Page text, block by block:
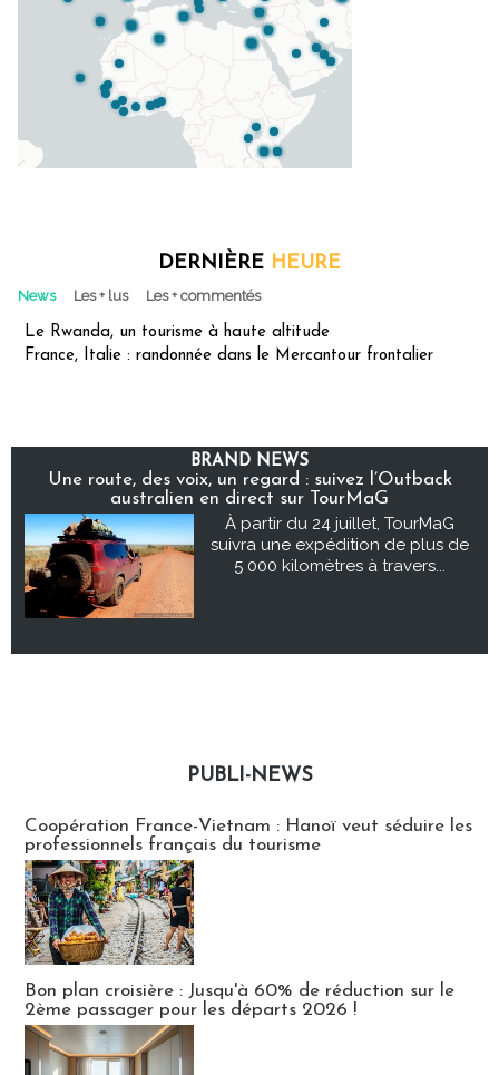
DERNIÈRE HEURE
News Les + lus Les + commentés
Le Rwanda, un tourisme à haute altitude
France, Italie : randonnée dans le Mercantour frontalier
BRAND NEWS
Une route, des voix, un regard : suivez l’Outback
australien en direct sur TourMaG
À partir du 24 juillet, TourMaG
suivra une expédition de plus de
5 000 kilomètres à travers...
PUBLI-NEWS
Coopération France-Vietnam : Hanoï veut séduire les
professionnels français du tourisme
Bon plan croisière : Jusqu'à 60% de réduction sur le
2ème passager pour les départs 2026 !